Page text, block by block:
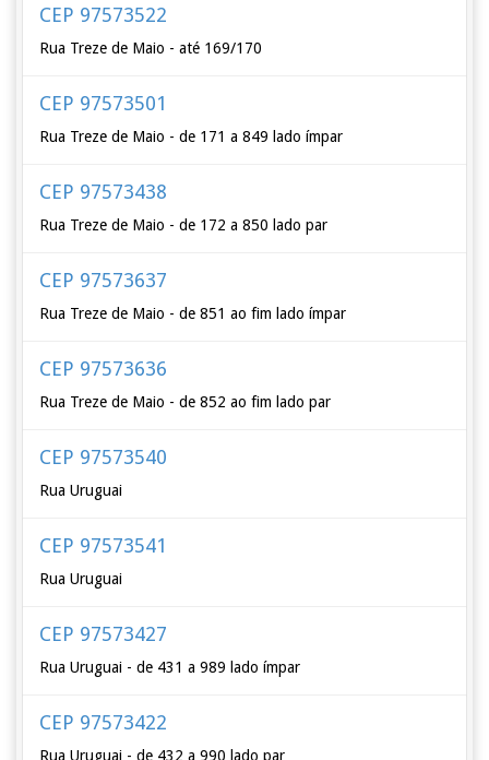
CEP 97573522
Rua Treze de Maio - até 169/170
CEP 97573501
Rua Treze de Maio - de 171 a 849 lado ímpar
CEP 97573438
Rua Treze de Maio - de 172 a 850 lado par
CEP 97573637
Rua Treze de Maio - de 851 ao fim lado ímpar
CEP 97573636
Rua Treze de Maio - de 852 ao fim lado par
CEP 97573540
Rua Uruguai
CEP 97573541
Rua Uruguai
CEP 97573427
Rua Uruguai - de 431 a 989 lado ímpar
CEP 97573422
Rua Uruguai - de 432 a 990 lado par